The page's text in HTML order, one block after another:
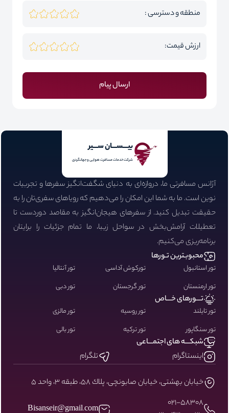
منطقه و دسترسی :
ارزش قیمت:
ارسال پیام
بیـــســـان ســـیر
شرکت خدمات مسافرت هوایی و جهانگردی
آژانس مسافرتی ما، دروازه‌ای به دنیای شگفت‌انگیز سفرها و تجربیات
نوین است. ما به شما این امکان را می‌دهیم که رویاهای سفری‌تان را به
حقیقت تبدیل کنید. از سفرهای هیجان‌انگیز به مقاصد دوردست تا
تعطیلات آرامش‌بخش در سواحل زیبا، ما تمام جزئیات را برایتان
برنامه‌ریزی می‌کنیم.
محبوبـترین تـورها
تور استانبول تورکوش آداسی
تور آنتالیا
تور ارمنستان
تور گرجستان تور دبی
تـــورهای خـــاص
تور تایلند تور روسیه
تور مالزی
تور سنگاپور
تور ترکیه تور بالی
شبکـــه های اجتمـــاعی
اینستاگرام
تلگرام
خيابان بهشتى، خيابان صابونچى، پلاك ٥٨، طبقه ٣، واحد ٥
۰۲۱-58308
Bisanseir@gmail.com